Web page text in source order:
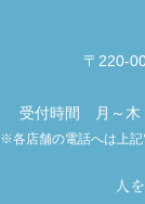
〒220-
受付時間 月～
※各店舗の電話へは上記